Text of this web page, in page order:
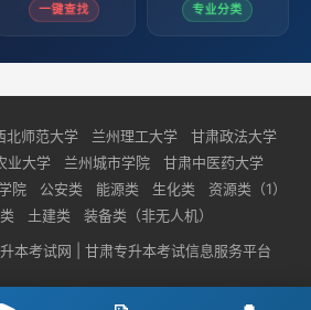
一键查找 专业分类
北师范大学 兰州理工大学
甘肃政法大学
业大学 兰州城市学院
甘肃中医药大学
院 公安类 能源类 生化类
资源类（1）
土建类
装备类（非无人机）
本考试网 | 甘肃专升本考试信息服务平台